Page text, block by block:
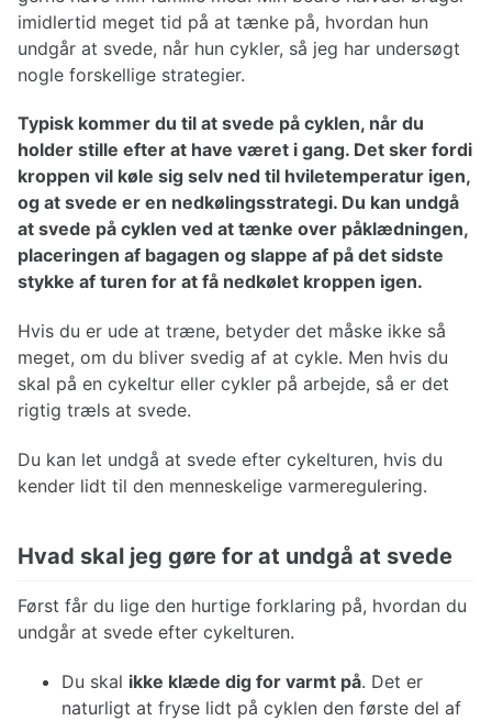
Nationale cykelruter
Regionale cykelruter
Cykelruter København
Cykelruter Århus
Cykelruter Østjylland
Cykelruter Bornholm
Cykelruter Fyn
Banestier
imidlertid meget tid på at tænke på, hvordan hun
undgår at svede, når hun cykler, så jeg har undersøgt
nogle forskellige strategier.
Typisk kommer du til at svede på cyklen, når du
holder stille efter at have været i gang. Det sker fordi
kroppen vil køle sig selv ned til hviletemperatur igen,
og at svede er en nedkølingsstrategi. Du kan undgå
at svede på cyklen ved at tænke over påklædningen,
placeringen af bagagen og slappe af på det sidste
stykke af turen for at få nedkølet kroppen igen.
Hvis du er ude at træne, betyder det måske ikke så
meget, om du bliver svedig af at cykle. Men hvis du
skal på en cykeltur eller cykler på arbejde, så er det
rigtig træls at svede.
Du kan let undgå at svede efter cykelturen, hvis du
kender lidt til den menneskelige varmeregulering.
Hvad skal jeg gøre for at undgå at svede
Først får du lige den hurtige forklaring på, hvordan du
undgår at svede efter cykelturen.
Du skal ikke klæde dig for varmt på. Det er
naturligt at fryse lidt på cyklen den første del af